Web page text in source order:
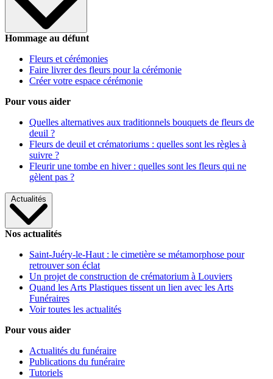
Hommage au défunt
Fleurs et cérémonies
Faire livrer des fleurs pour la cérémonie
Créer votre espace cérémonie
Pour vous aider
Quelles alternatives aux traditionnels bouquets de fleurs de
deuil ?
Fleurs de deuil et crématoriums : quelles sont les règles à
suivre ?
Fleurir une tombe en hiver : quelles sont les fleurs qui ne
gèlent pas ?
Actualités
Nos actualités
Saint-Juéry-le-Haut : le cimetière se métamorphose pour
retrouver son éclat
Un projet de construction de crématorium à Louviers
Quand les Arts Plastiques tissent un lien avec les Arts
Funéraires
Voir toutes les actualités
Pour vous aider
Actualités du funéraire
Publications du funéraire
Tutoriels